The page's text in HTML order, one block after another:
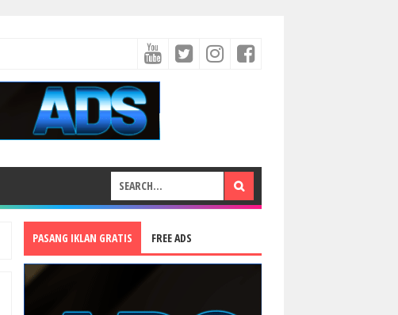
PASANG IKLAN GRATIS FREE ADS